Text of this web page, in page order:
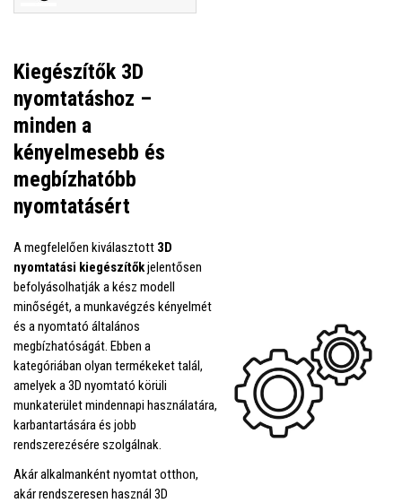
Kiegészítők 3D
nyomtatáshoz –
minden a
kényelmesebb és
megbízhatóbb
nyomtatásért
A megfelelően kiválasztott 3D
nyomtatási kiegészítőkjelentősen
befolyásolhatják a kész modell
minőségét, a munkavégzés kényelmét
és a nyomtató általános
megbízhatóságát. Ebben a
kategóriában olyan termékeket talál,
amelyek a 3D nyomtató körüli
munkaterület mindennapi használatára,
karbantartására és jobb
rendszerezésére szolgálnak.
Akár alkalmanként nyomtat otthon,
akár rendszeresen használ 3D